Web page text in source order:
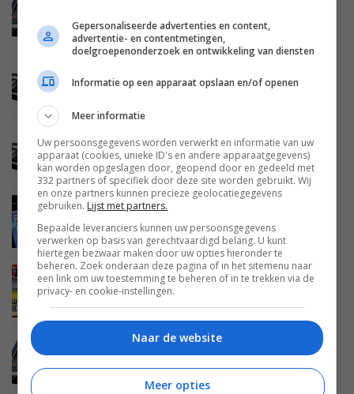
Nieuwe Sony multimedia tablets voor 2012
25 DECEMBER 2011
Sony brengt Android 4.0 naar Tablet S en Tablet
P
MOBILE 17 DECEMBER 2011
Sony Tablet S update brengt PS3 controller
ondersteuning
MOBILE 28 NOVEMBER 2011
Tablet Mania bij Media Markt: Korting op tablets
Gepersonaliseerde advertenties en content,
advertentie- en contentmetingen,
doelgroepenonderzoek en ontwikkeling van diensten
Informatie op een apparaat opslaan en/of openen
Meer informatie
Uw persoonsgegevens worden verwerkt en informatie van uw
apparaat (cookies, unieke ID's en andere apparaatgegevens)
kan worden opgeslagen door, geopend door en gedeeld met
332 partners of specifiek door deze site worden gebruikt. Wij
en onze partners kunnen precieze geolocatiegegevens
gebruiken. Lijst met partners.
Bepaalde leveranciers kunnen uw persoonsgegevens
verwerken op basis van gerechtvaardigd belang. U kunt
hiertegen bezwaar maken door uw opties hieronder te
beheren. Zoek onderaan deze pagina of in het sitemenu naar
een link om uw toestemming te beheren of in te trekken via de
privacy- en cookie-instellingen.
Naar de website
Meer opties